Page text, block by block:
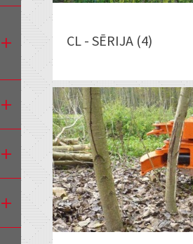
CL - SĒRIJA (4)